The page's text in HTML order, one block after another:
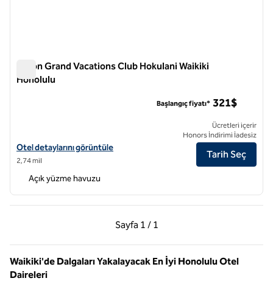
Hilton Grand Vacations Club Hokulani Waikiki
Honolulu
Hilton Grand Vacations Club Hokulani Waikiki Honolulu için otel
Otel detaylarını görüntüle
2,74 mil
Başlangıç fiyatı* 321$
Ücretleri içerir
Honors İndirimi İadesiz
Tarih Seç
Açık yüzme havuzu
Sayfa 1 / 1
Önceki Sayfa, 1 / 1
Sayfa 1 / 1
Waikiki'de Dalgaları Yakalayacak En İyi Honolulu Otel
Daireleri